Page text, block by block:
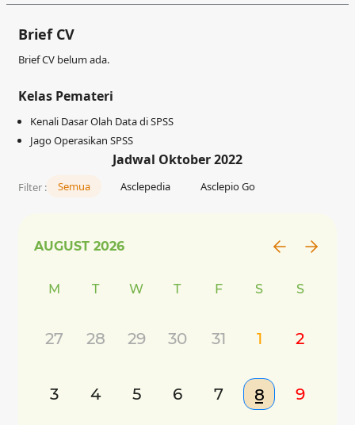
Brief CV
Brief CV belum ada.
Kelas Pemateri
Kenali Dasar Olah Data di SPSS
Jago Operasikan SPSS
Jadwal Oktober 2022
AUGUST 2026
M T W T F S S
27 28 29 30 31 1 2
3 4 5 6 7 8 9
Filter : Semua Asclepedia Asclepio Go